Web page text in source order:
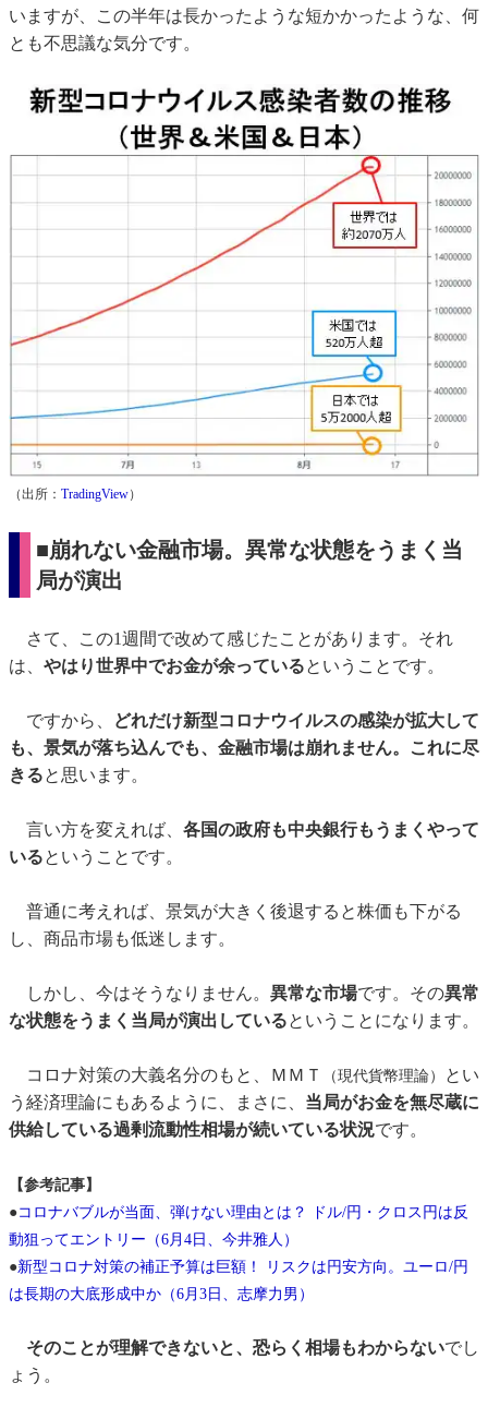
いますが、この半年は長かったような短かかったような、何
とも不思議な気分です。
（出所： TradingView）
■崩れない金融市場。異常な状態をうまく当
局が演出
さて、この1週間で改めて感じたことがあります。それ
は、 やはり世界中でお金が余っているということです。
ですから、
どれだけ新型コロナウイルスの感染が拡大して
も、景気が落ち込んでも、金融市場は崩れません。これに尽
きると思います。
言い方を変えれば、 各国の政府も中央銀行もうまくやって
いるということです。
普通に考えれば、景気が大きく後退すると株価も下がる
し、商品市場も低迷します。
しかし、今はそうなりません。 異常な市場です。その異常
な状態をうまく当局が演出しているということになります。
コロナ対策の大義名分のもと、ＭＭＴ （現代貨幣理論）
とい
う経済理論にもあるように、まさに、 当局がお金を無尽蔵に
供給している過剰流動性相場が続いている状況です。
【参考記事】
●コロナバブルが当面、弾けない理由とは？ ドル/円・クロス円は反
動狙ってエントリー（6月4日、今井雅人）
●新型コロナ対策の補正予算は巨額！ リスクは円安方向。ユーロ/円
は長期の大底形成中か（6月3日、志摩力男）
そのことが理解できないと、恐らく相場もわからないでし
ょう。